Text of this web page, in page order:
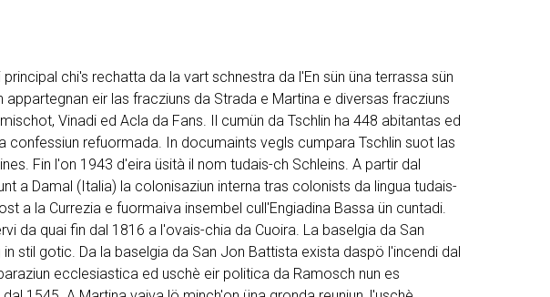
chi's rechatta da la vart schnestra da l'En sün üna terrassa sün
eir las fracziuns da Strada e Martina e diversas fracziuns
Vinadi ed Acla da Fans. Il cumün da Tschlin ha 448 abitantas ed
refuormada. In documaints vegls cumpara Tschlin suot las
Fin l'on 1943 d'eira üsità il nom tudais-ch Schleins. A partir dal
a Damal (Italia) la colonisaziun interna tras colonists da lingua tudais-
a la Currezia e fuormaiva insembel cull'Engiadina Bassa ün cuntadi.
da quai fin dal 1816 a l'ovais-chia da Cuoira. La baselgia da San
stil gotic. Da la baselgia da San Jon Battista exista daspö l'incendi dal
ecclesiastica ed uschè eir politica da Ramosch nun es